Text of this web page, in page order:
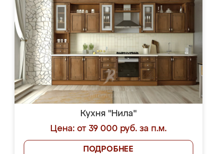
Кухня "Нила"
Цена: от 39 000 руб. за п.м.
ПОДРОБНЕЕ